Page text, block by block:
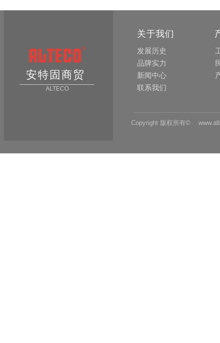
安特固商贸
ALTECO
关于我们
发展历史
品牌实力
新闻中心
联系我们
Copyright 版权所有©